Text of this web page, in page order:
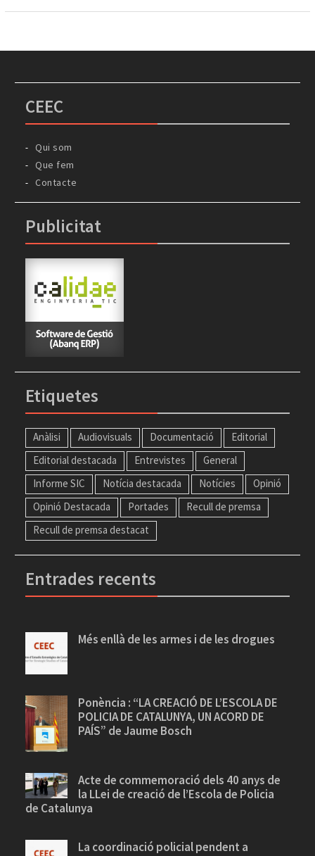
CEEC
Qui som
Publicitat
Etiquetes
Anàlisi Audiovisuals Documentació
Editorial
Editorial destacada
Entrevistes
General
Informe SIC
Notícia destacada Notícies
Opinió
Opinió Destacada
Portades
Recull de premsa
Recull de premsa destacat
Entrades recents
Més enllà de les armes i de les drogues
Ponència : “LA CREACIÓ DE L’ESCOLA DE
POLICIA DE CATALUNYA, UN ACORD DE
Acte de commemoració dels 40 anys de
la LLei de creació de l’Escola de Policia
de Catalunya